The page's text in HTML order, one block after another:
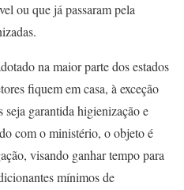
ou que já passaram pela
na maior parte dos estados
fiquem em casa, à exceção
seja garantida higienização e
com o ministério, o objeto é
visando ganhar tempo para
mínimos de